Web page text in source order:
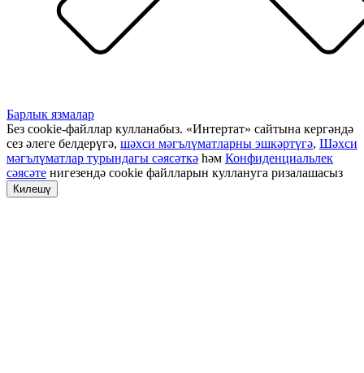
Барлык язмалар
Без cookie-файллар кулланабыз. «Интертат» сайтына кергәндә
сез әлеге белдерүгә, шәхси мәгълүматларны эшкәртүгә, Шәхси
мәгълүматлар турындагы сәясәткә һәм Конфиденциальлек
сәясәте нигезендә cookie файлларын куллануга ризалашасыз
Килешү